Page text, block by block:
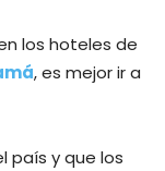
los hoteles de
, es mejor ir a
país y que los